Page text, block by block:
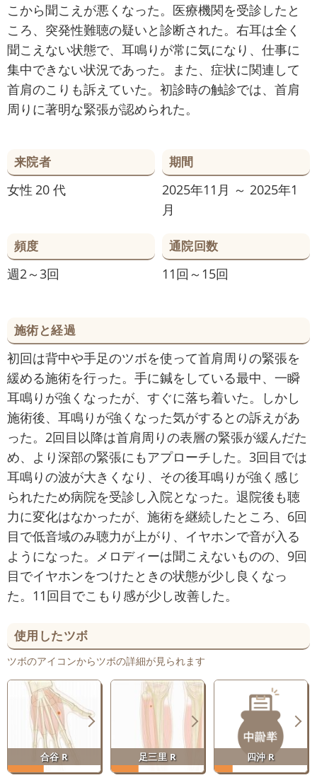
こから聞こえが悪くなった。医療機関を受診したと
ころ、突発性難聴の疑いと診断された。右耳は全く
聞こえない状態で、耳鳴りが常に気になり、仕事に
集中できない状況であった。また、症状に関連して
首肩のこりも訴えていた。初診時の触診では、首肩
周りに著明な緊張が認められた。
来院者
女性 20 代
期間
2025年11月 ～ 2025年1
月
頻度
週2～3回
通院回数
11回～15回
施術と経過
初回は背中や手足のツボを使って首肩周りの緊張を
緩める施術を行った。手に鍼をしている最中、一瞬
耳鳴りが強くなったが、すぐに落ち着いた。しかし
施術後、耳鳴りが強くなった気がするとの訴えがあ
った。2回目以降は首肩周りの表層の緊張が緩んだた
め、より深部の緊張にもアプローチした。3回目では
耳鳴りの波が大きくなり、その後耳鳴りが強く感じ
られたため病院を受診し入院となった。退院後も聴
力に変化はなかったが、施術を継続したところ、6回
目で低音域のみ聴力が上がり、イヤホンで音が入る
ようになった。メロディーは聞こえないものの、9回
目でイヤホンをつけたときの状態が少し良くなっ
た。11回目でこもり感が少し改善した。
使用したツボ
ツボのアイコンからツボの詳細が見られます
合谷 R 足三里 R 四沖 R